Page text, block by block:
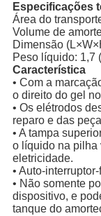
Especificações
Área do
Volume de
Dimensão
Peso líquido: 1,7
Característica
• Com a
o direito do gel
• Os elétrodos
reparo e das
• A tampa
o líquido na pilha
eletricidade.
• Auto-
• Não somente
dispositivo, e
tanque do